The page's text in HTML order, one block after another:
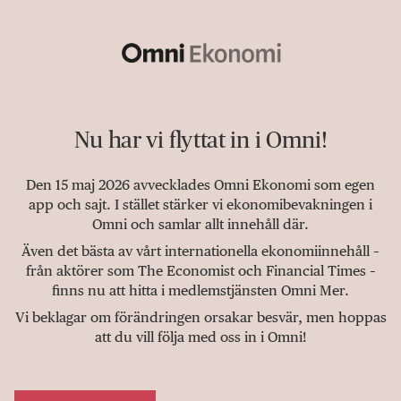
Nu har vi flyttat in i Omni!
Den 15 maj 2026 avvecklades Omni Ekonomi som egen
app och sajt. I stället stärker vi ekonomibevakningen i
Omni och samlar allt innehåll där.
Även det bästa av vårt internationella ekonomiinnehåll –
från aktörer som The Economist och Financial Times –
finns nu att hitta i medlemstjänsten Omni Mer.
Vi beklagar om förändringen orsakar besvär, men hoppas
att du vill följa med oss in i Omni!